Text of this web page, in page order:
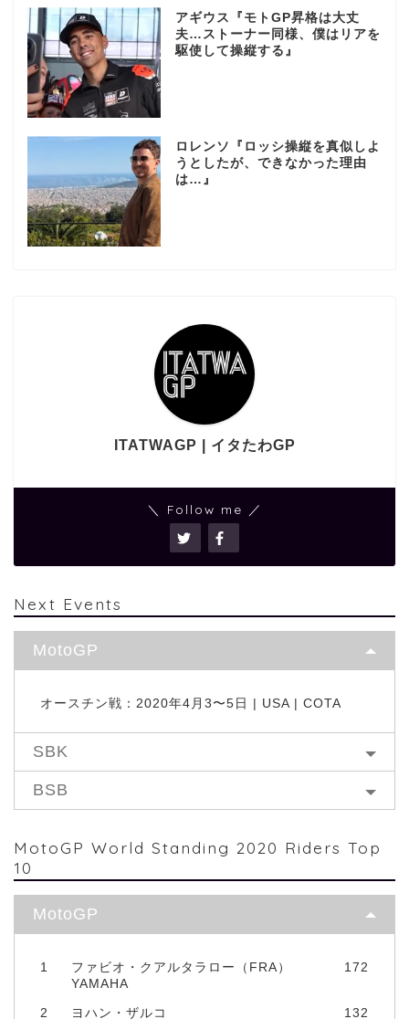
アギウス『モトGP昇格は大丈
夫…ストーナー同様、僕はリアを
駆使して操縦する』
ロレンソ『ロッシ操縦を真似しよ
うとしたが、できなかった理由
は…』
ITATWAGP | イタたわGP
＼ Follow me ／
Next Events
MotoGP
オースチン戦：2020年4月3〜5日 | USA | COTA
SBK
BSB
MotoGP World Standing 2020 Riders Top
10
MotoGP
1
ファビオ・クアルタラロー（FRA）
YAMAHA
172
2
ヨハン・ザルコ
132